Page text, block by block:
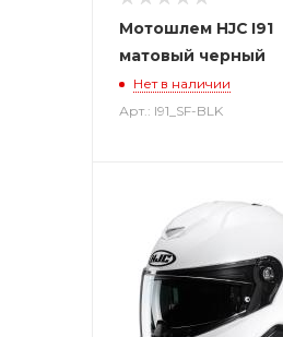
Мотошлем HJC I91
матовый черный
Нет в наличии
Арт.: I91_SF-BLK